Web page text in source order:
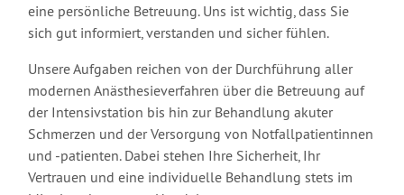
eine persönliche Betreuung. Uns ist wichtig, dass Sie
sich gut informiert, verstanden und sicher fühlen.
Unsere Aufgaben reichen von der Durchführung aller
modernen Anästhesieverfahren über die Betreuung auf
der Intensivstation bis hin zur Behandlung akuter
Schmerzen und der Versorgung von Notfallpatientinnen
und -patienten. Dabei stehen Ihre Sicherheit, Ihr
Vertrauen und eine individuelle Behandlung stets im